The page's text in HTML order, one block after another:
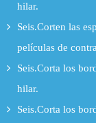
hilar.
Seis.Corten las
películas de
Seis.Corta los
hilar.
Seis.Corta los